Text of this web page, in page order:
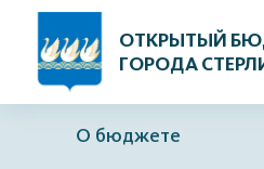
ОТКРЫТЫЙ
ГОРОДА
О бюджете